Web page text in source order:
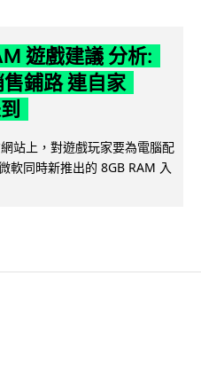
遊戲建議 分析:
鋪路 連自家
站上，對遊戲玩家要為電腦配
軟同時新推出的 8GB RAM 入